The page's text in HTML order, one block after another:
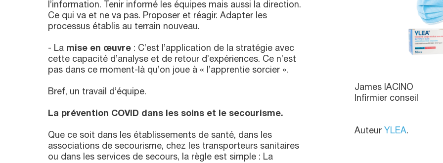
l’information. Tenir informé les équipes mais aussi la direction.
Ce qui va et ne va pas. Proposer et réagir. Adapter les
processus établis au terrain nouveau.
- La mise en œuvre : C’est l’application de la stratégie avec
cette capacité d’analyse et de retour d’expériences. Ce n’est
pas dans ce moment-là qu’on joue à « l’apprentie sorcier ».
Bref, un travail d’équipe.
La prévention COVID dans les soins et le secourisme.
Que ce soit dans les établissements de santé, dans les
associations de secourisme, chez les transporteurs sanitaires
ou dans les services de secours, la règle est simple : La
James IACINO
Infirmier conseil
Auteur YLEA.